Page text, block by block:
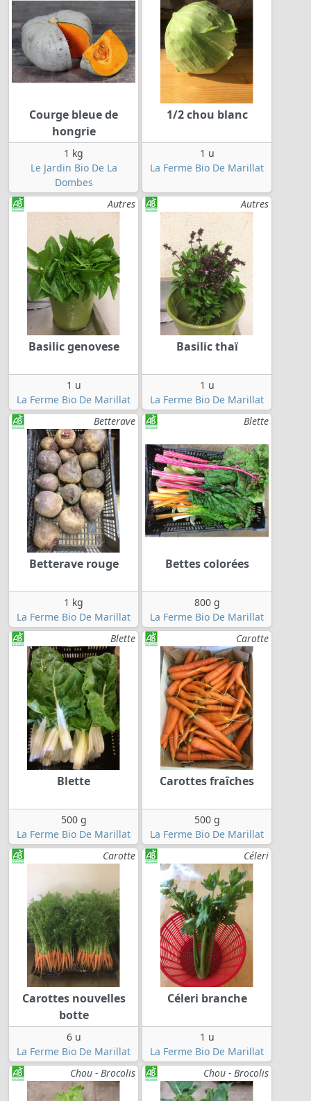
Courge bleue de
hongrie
1 kg
Le Jardin Bio De La
Dombes
1/2 chou blanc
1 u
La Ferme Bio De Marillat
Autres
Basilic genovese
1 u
La Ferme Bio De Marillat
Autres
Basilic thaï
1 u
La Ferme Bio De Marillat
Betterave
Betterave rouge
1 kg
La Ferme Bio De Marillat
Blette
Bettes colorées
800 g
La Ferme Bio De Marillat
Blette
Blette
500 g
La Ferme Bio De Marillat
Carotte
Carottes fraîches
500 g
La Ferme Bio De Marillat
Carotte
Carottes nouvelles
botte
6 u
La Ferme Bio De Marillat
Céleri
Céleri branche
1 u
La Ferme Bio De Marillat
Chou - Brocolis
Chou - Brocolis